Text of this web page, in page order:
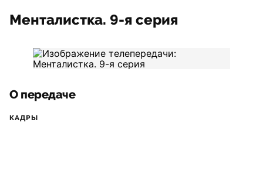
Менталистка. 9-я серия
О передаче
КАДРЫ